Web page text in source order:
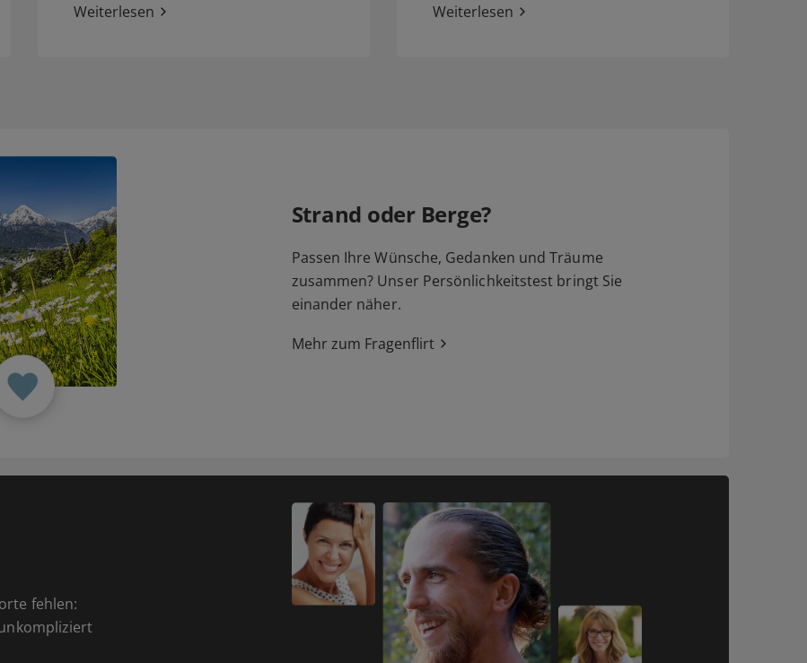
Weiterlesen
Weiterlesen
Strand oder Berge?
Passen Ihre Wünsche, Gedanken und Träume
zusammen? Unser Persönlichkeitstest bringt Sie
einander näher.
Mehr zum Fragenflirt
fehlen: